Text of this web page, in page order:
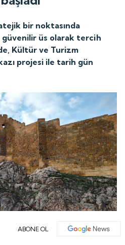
bir noktasında
güvenilir üs olarak tercih
Kültür ve Turizm
projesi ile tarih gün
ABONE OL